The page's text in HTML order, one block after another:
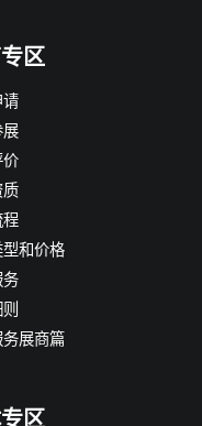
区
请
展
价
质
程
型和价格
务
展商篇
区